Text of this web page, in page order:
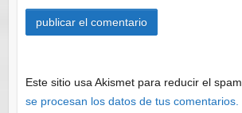
Este sitio usa Akismet para reducir el spam.
se procesan los datos de tus comentarios.